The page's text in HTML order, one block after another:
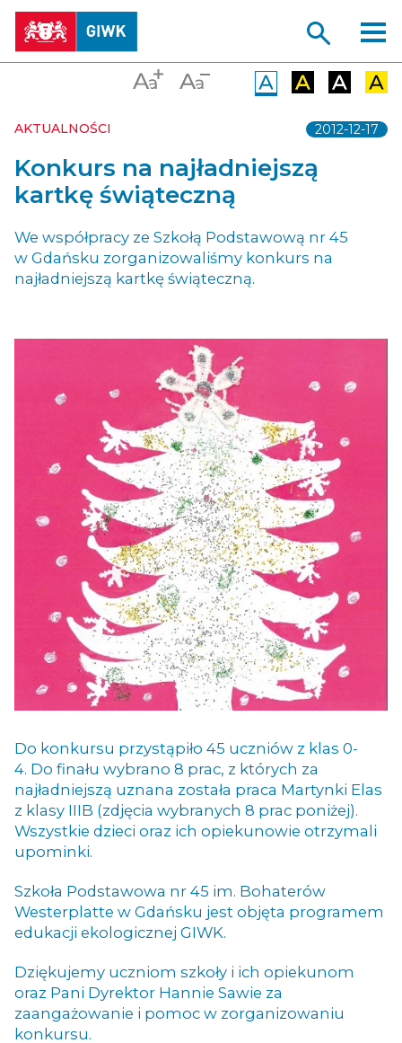
2012-12-17
AKTUALNOŚCI
Konkurs na najładniejszą
kartkę świąteczną
We współpracy ze Szkołą Podstawową nr 45
w Gdańsku zorganizowaliśmy konkurs na
najładniejszą kartkę świąteczną.
Do konkursu przystąpiło 45 uczniów z klas 0-
4. Do finału wybrano 8 prac, z których za
najładniejszą uznana została praca Martynki Elas
z klasy IIIB (zdjęcia wybranych 8 prac poniżej).
Wszystkie dzieci oraz ich opiekunowie otrzymali
upominki.
Szkoła Podstawowa nr 45 im. Bohaterów
Westerplatte w Gdańsku jest objęta programem
edukacji ekologicznej GIWK.
Dziękujemy uczniom szkoły i ich opiekunom
oraz Pani Dyrektor Hannie Sawie za
zaangażowanie i pomoc w zorganizowaniu
konkursu.